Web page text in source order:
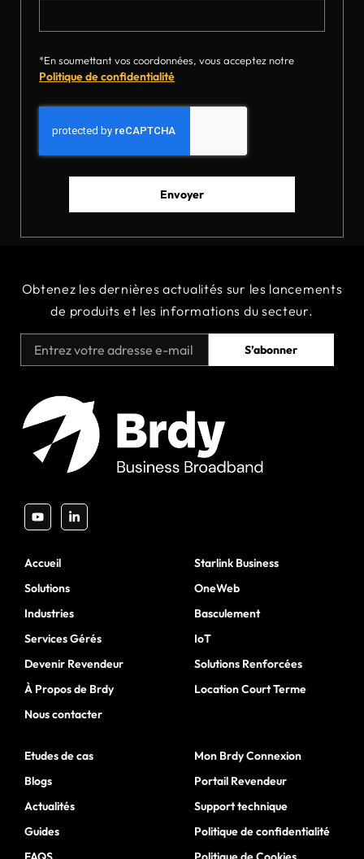
*En soumettant vos coordonnées, vous acceptez notre
Politique de confidentialité
Envoyer
Obtenez lesdernièresactualités sur les lancements
de produits et les informations du secteur.
S’abonner
Accueil
Solutions
Industries
Services Gérés
Devenir Revendeur
À Propos de Brdy
Nous contacter
Starlink Business
OneWeb
Basculement
IoT
Solutions Renforcées
Location Court Terme
Etudes de cas
Blogs
Actualités
Guides
Mon Brdy Connexion
Portail Revendeur
Support technique
Politique de confidentialité